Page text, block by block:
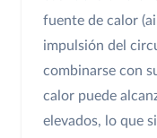
fuente de calor
impulsión del
combinarse con
calor puede
elevados, lo que